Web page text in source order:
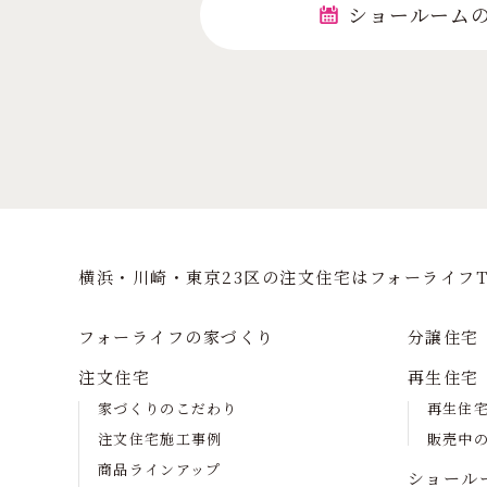
ショールーム
横浜・川崎・東京23区の注⽂住宅はフォーライフ
フォーライフの家づくり
注文住宅
家づくりのこだわり
注文住宅施工事例
商品ラインアップ
分譲住宅
再生住宅
再生住
販売中
ショール